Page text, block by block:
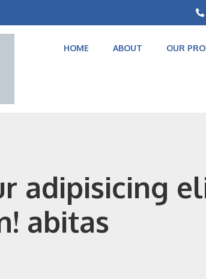
HOME ABOUT OUR
adipisicing
abitas